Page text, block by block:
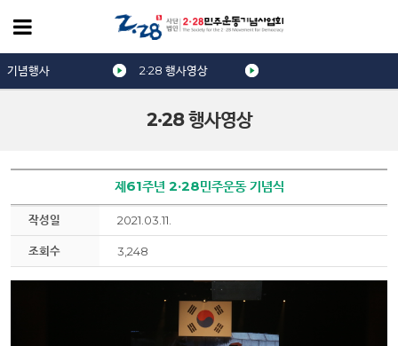
2·28 행사영상
기념행사 2·28 행사영상
제61주년 2·28민주운동 기념식
작성일 2021.03.11.
조회수 3,248